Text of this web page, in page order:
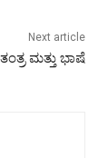
Next article
ಮತ್ತು ಭಾಷೆ